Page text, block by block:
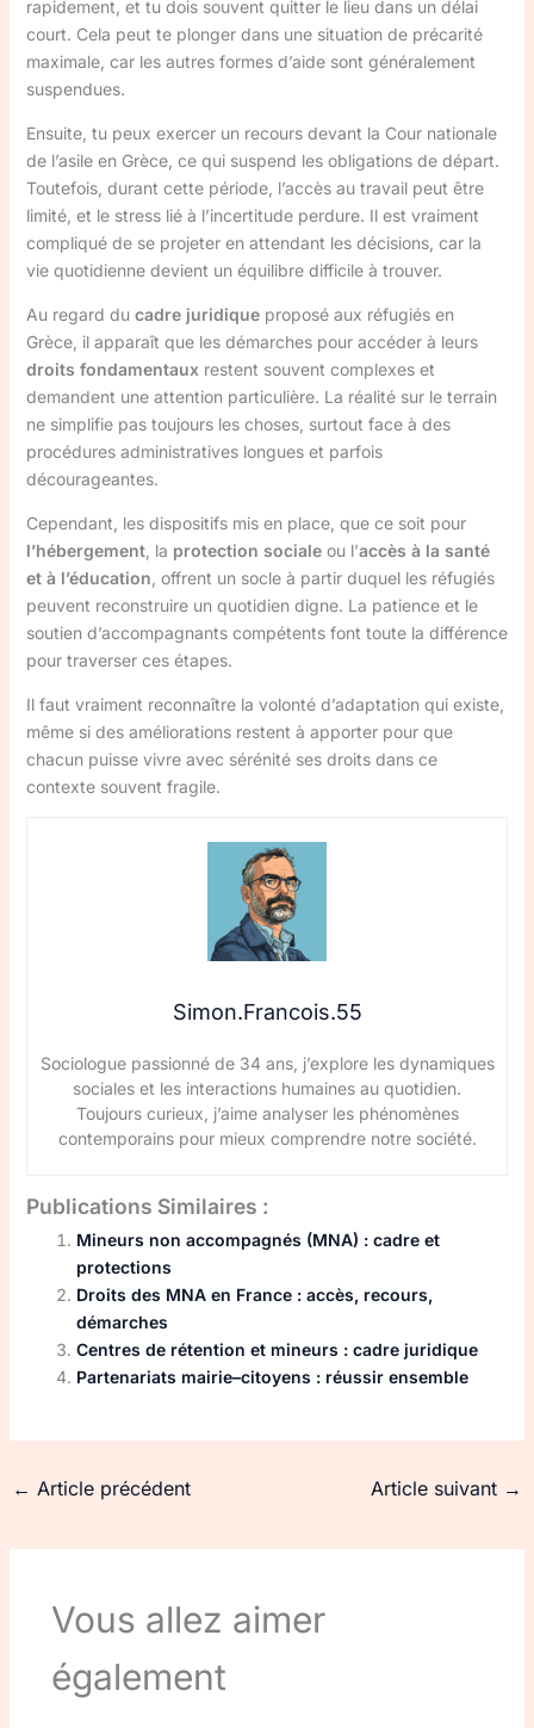
rapidement, et tu dois souvent quitter le lieu dans un délai
court. Cela peut te plonger dans une situation de précarité
maximale, car les autres formes d’aide sont généralement
suspendues.
Ensuite, tu peux exercer un recours devant la Cour nationale
de l’asile en Grèce, ce qui suspend les obligations de départ.
Toutefois, durant cette période, l’accès au travail peut être
limité, et le stress lié à l’incertitude perdure. Il est vraiment
compliqué de se projeter en attendant les décisions, car la
vie quotidienne devient un équilibre difficile à trouver.
Au regard du cadre juridiqueproposé aux réfugiés en
Grèce, il apparaît que les démarches pour accéder à leurs
droits fondamentauxrestent souvent complexes et
demandent une attention particulière. La réalité sur le terrain
ne simplifie pas toujours les choses, surtout face à des
procédures administratives longues et parfois
décourageantes.
Cependant, les dispositifs mis en place, que ce soit pour
l’hébergement, la protection socialeou l’accès à la santé
et à l’éducation , offrent un socle à partir duquel les réfugiés
peuvent reconstruire un quotidien digne. La patience et le
soutien d’accompagnants compétents font toute la différence
pour traverser ces étapes.
Il faut vraiment reconnaître la volonté d’adaptation qui existe,
même si des améliorations restent à apporter pour que
chacun puisse vivre avec sérénité ses droits dans ce
contexte souvent fragile.
Simon.Francois.55
Sociologue passionné de 34 ans, j’explore les dynamiques
sociales et les interactions humaines au quotidien.
Toujours curieux, j’aime analyser les phénomènes
contemporains pour mieux comprendre notre société.
Publications Similaires :
Mineurs non accompagnés (MNA) : cadre et
protections
Droits des MNA en France : accès, recours,
démarches
Centres de rétention et mineurs : cadre juridique
Partenariats mairie–citoyens : réussir ensemble
← Article précédent Article suivant →
Vous allez aimer
également